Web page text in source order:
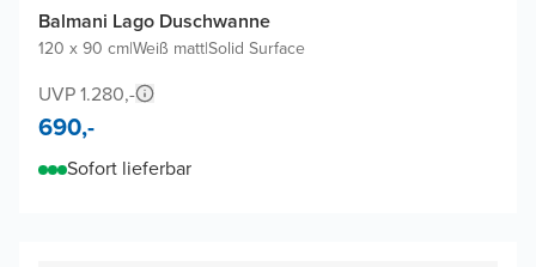
Balmani Lago Duschwanne
120 x 90 cm|Weiß matt|Solid Surface
UVP 1.280,-
690,-
Sofort lieferbar